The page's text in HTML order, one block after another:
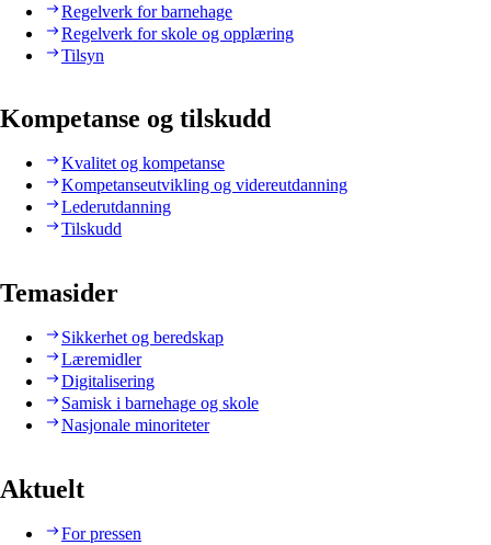
Regelverk for barnehage
Regelverk for skole og opplæring
Tilsyn
Kompetanse og tilskudd
Kvalitet og kompetanse
Kompetanseutvikling og videreutdanning
Lederutdanning
Tilskudd
Temasider
Sikkerhet og beredskap
Læremidler
Digitalisering
Samisk i barnehage og skole
Nasjonale minoriteter
Aktuelt
For pressen